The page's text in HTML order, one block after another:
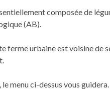
composée de
(AB).
ferme urbaine est voisine de
menu ci-dessus vous guidera.